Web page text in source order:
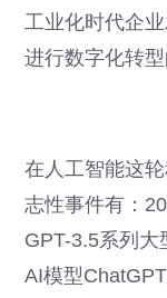
工业化时代企
进行数字化转型
在人工智能这
志性事件有：
GPT-3.5系列
AI模型